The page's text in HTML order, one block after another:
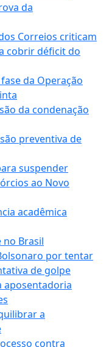
da
Correios criticam
cobrir déficit do
da Operação
da condenação
preventiva de
suspender
ao Novo
acadêmica
Brasil
por tentar
de golpe
aposentadoria
a
contra